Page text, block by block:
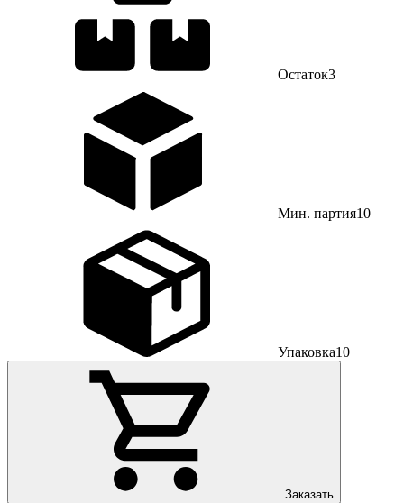
Остаток3
Мин. партия10
Упаковка10
Заказать